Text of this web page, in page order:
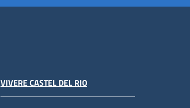
VIVERE CASTEL DEL RIO